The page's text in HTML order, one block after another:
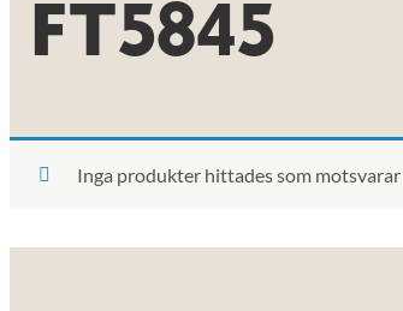
FT5845
Inga produkter hittades som